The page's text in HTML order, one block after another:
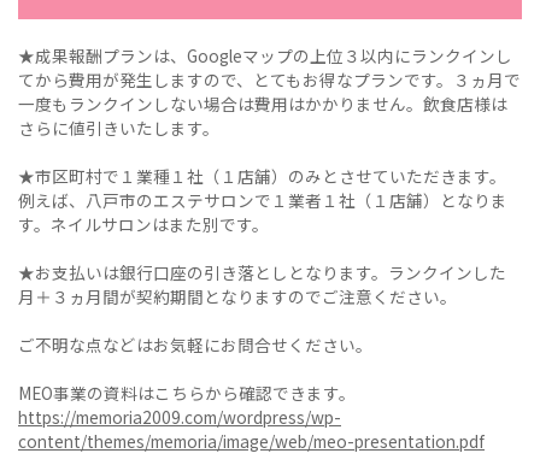
★成果報酬プランは、Googleマップの上位３以内にランクインし
てから費用が発生しますので、とてもお得なプランです。３ヵ月で
一度もランクインしない場合は費用はかかりません。飲食店様は
さらに値引きいたします。
★市区町村で１業種１社（１店舗）のみとさせていただきます。
例えば、八戸市のエステサロンで１業者１社（１店舗）となりま
す。ネイルサロンはまた別です。
★お支払いは銀行口座の引き落としとなります。ランクインした
月＋３ヵ月間が契約期間となりますのでご注意ください。
ご不明な点などはお気軽にお問合せください。
MEO事業の資料はこちらから確認できます。
https://memoria2009.com/wordpress/wp-
content/themes/memoria/image/web/meo-presentation.pdf